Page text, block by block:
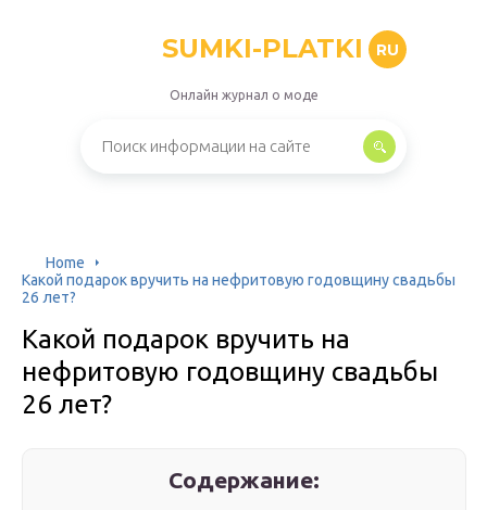
SUMKI-PLATKI RU
Онлайн журнал о моде
Home
Какой подарок вручить на нефритовую годовщину свадьбы
26 лет?
Какой подарок вручить на
нефритовую годовщину свадьбы
26 лет?
Содержание: